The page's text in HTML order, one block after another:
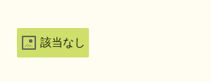
該当なし